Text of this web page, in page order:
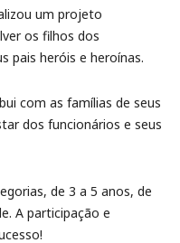
um projeto
os filhos dos
pais heróis e heroínas.
com as famílias de seus
dos funcionários e seus
de 3 a 5 anos, de
A participação e